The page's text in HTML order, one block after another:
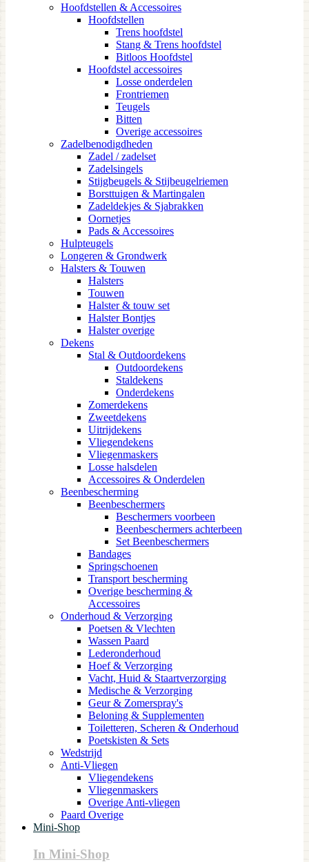
Hoofdstellen & Accessoires
Hoofdstellen
Trens hoofdstel
Stang & Trens hoofdstel
Bitloos Hoofdstel
Hoofdstel accessoires
Losse onderdelen
Frontriemen
Teugels
Bitten
Overige accessoires
Zadelbenodigdheden
Zadel / zadelset
Zadelsingels
Stijgbeugels & Stijbeugelriemen
Borsttuigen & Martingalen
Zadeldekjes & Sjabrakken
Oornetjes
Pads & Accessoires
Hulpteugels
Longeren & Grondwerk
Halsters & Touwen
Halsters
Touwen
Halster & touw set
Halster Bontjes
Halster overige
Dekens
Stal & Outdoordekens
Outdoordekens
Staldekens
Onderdekens
Zomerdekens
Zweetdekens
Uitrijdekens
Vliegendekens
Vliegenmaskers
Losse halsdelen
Accessoires & Onderdelen
Beenbescherming
Beenbeschermers
Beschermers voorbeen
Beenbeschermers achterbeen
Set Beenbeschermers
Bandages
Springschoenen
Transport bescherming
Overige bescherming &
Accessoires
Onderhoud & Verzorging
Poetsen & Vlechten
Wassen Paard
Lederonderhoud
Hoef & Verzorging
Vacht, Huid & Staartverzorging
Medische & Verzorging
Geur & Zomerspray's
Beloning & Supplementen
Toiletteren, Scheren & Onderhoud
Poetskisten & Sets
Wedstrijd
Anti-Vliegen
Vliegendekens
Vliegenmaskers
Overige Anti-vliegen
Paard Overige
Mini-Shop
In Mini-Shop